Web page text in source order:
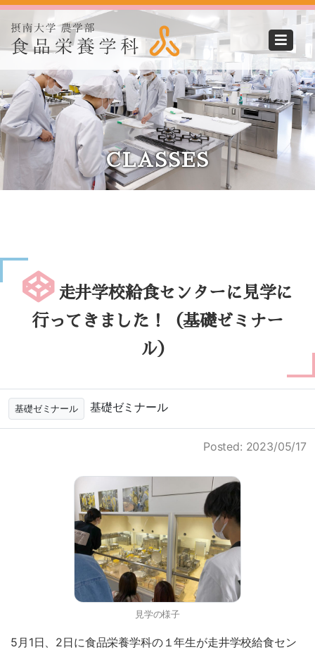
CLASSES
走井学校給食センターに見学に
行ってきました！（基礎ゼミナー
ル）
基礎ゼミナール 基礎ゼミナール
Posted: 2023/05/17
見学の様子
5月1日、2日に食品栄養学科の１年生が走井学校給食セン